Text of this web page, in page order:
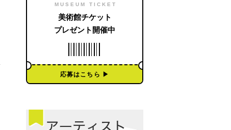
MUSEUM TICKET
美術館チケット
プレゼント開催中
応募はこちら ▶︎